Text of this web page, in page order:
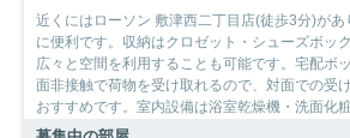
近くにはローソン 敷津西二丁目店(徒歩3分)が
に便利です。収納はクロゼット・シューズボッ
広々と空間を利用することも可能です。宅配ボ
面非接触で荷物を受け取れるので、対面での受
おすすめです。室内設備は浴室乾燥機・洗面化
り、過ごしやすいお部屋になっております。駐